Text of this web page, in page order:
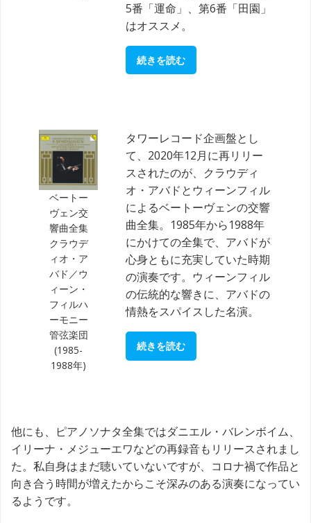
5番「運命」、第6番「田園」
はオススメ。
続きを読む
ベートー
ヴェン交
響曲全集
クラウデ
ィオ・ア
バド／ウ
ィーン・
フィルハ
ーモニー
管弦楽団
(1985-
1988年)
タワーレコード企画盤とし
て、2020年12月に再リリー
スされたのが、クラウディ
オ・アバドとウィーンフィル
によるベートーヴェンの交響
曲全集。1985年から1988年
にかけての全集で、アバドが
心身ともに充実していた時期
の演奏です。ウィーンフィル
の伝統的な響きに、アバドの
情熱をスパイスした名演。
続きを読む
他にも、ピアノソナタ全集ではダニエル・バレンボイム、
イリーナ・メジューエワなどの再録音もリリースされまし
た。私自身はまだ聴いていないですが、コロナ禍で作品と
向き合う時間が増えたからこそ深みのある演奏になってい
るようです。